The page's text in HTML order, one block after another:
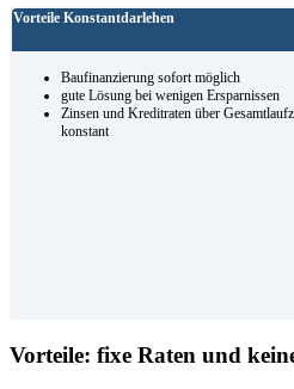
Vorteile Konstantdarlehen
Baufinanzierung sofort möglich
gute Lösung bei wenigen Ersparnissen
Zinsen und Kreditraten über
konstant
Vorteile: fixe Raten und